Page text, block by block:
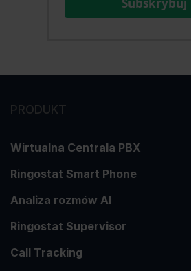
Subskrybuj
PRODUKT
Wirtualna Centrala PBX
Ringostat Smart Phone
Analiza rozmów AI
Ringostat Supervisor
Call Tracking